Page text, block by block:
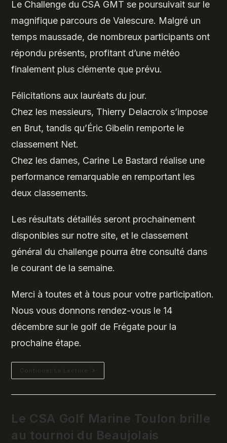
Le Challenge du CSA GMT se poursuivait sur le
magnifique parcours de Valescure. Malgré un
temps maussade, de nombreux participants ont
répondu présents, profitant d’une météo
finalement plus clémente que prévu.
Félicitations aux lauréats du jour.
Chez les messieurs, Thierry Delacroix s’impose
en Brut, tandis qu’Éric Gibelin remporte le
classement Net.
Chez les dames, Carine Le Bastard réalise une
performance remarquable en remportant les
deux classements.
Les résultats détaillés seront prochainement
disponibles sur notre site, et le classement
général du challenge pourra être consulté dans
le courant de la semaine.
Merci à toutes et à tous pour votre participation.
Nous vous donnons rendez-vous le 14
décembre sur le golf de Frégate pour la
prochaine étape.
Continuer La Lecture
Du
Beau
Dimanche
30
2025…
Le CSA Golf Marine Toulon brille
au tournoi du Beaujolais